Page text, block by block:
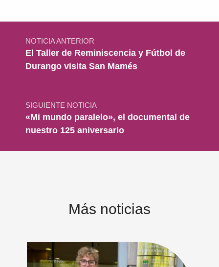
Navegación de entradas
NOTICIA ANTERIOR
El Taller de Reminiscencia y Fútbol de
Durango visita San Mamés
SIGUIENTE NOTICIA
«Mi mundo paralelo», el documental de
nuestro 125 aniversario
Más noticias